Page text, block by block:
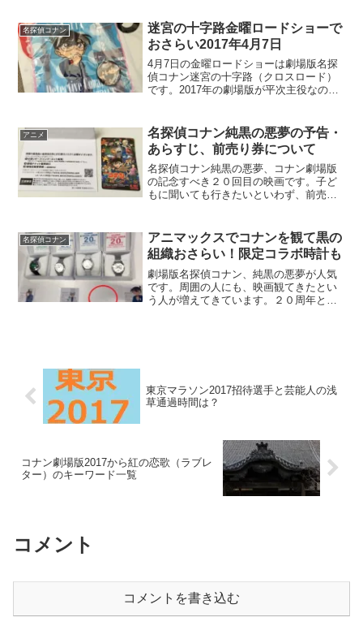
開。少年探偵団らしい活動も久しぶりだ
ったような。今回出てき...
名探偵コナン
迷宮の十字路金曜ロードショーで
おさらい2017年4月7日
4月7日の金曜ロードショーは劇場版名探
偵コナン迷宮の十字路（クロスロード）
です。2017年の劇場版が平次主役なの
躍もかっこいいし、コナンではなく新一
が登場するということ...
アニメ
名探偵コナン純黒の悪夢の予告・
あらすじ、前売り券について
名探偵コナン純黒の悪夢、コナン劇場版
の記念すべき２０回目の映画です。子ど
もに聞いても行きたいといわず、前売り
となってしまいました。まだ前売り特典
のクリアファイル残ってい...
名探偵コナン
アニマックスでコナンを観て黒の
組織おさらい！限定コラボ時計も
劇場版名探偵コナン、純黒の悪夢が人気
です。周囲の人にも、映画観てきたとい
う人が増えてきています。２０周年とい
東京マラソン2017招待選手と芸能人の浅
草通過時間は？
コナン劇場版2017から紅の恋歌（ラブレ
ター）のキーワード一覧
コメント
コメントを書き込む